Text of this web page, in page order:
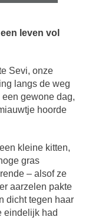
leven vol
Sevi, onze
langs de weg
gewone dag,
hoorde
kleine kitten,
gras
– alsof ze
aarzelen pakte
dicht tegen haar
eindelijk had